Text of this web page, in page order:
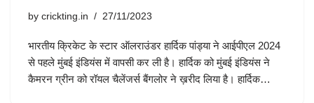
by crickting.in 27/11/2023
भारतीय क्रिकेट के स्टार ऑलराउंडर हार्दिक पांड्या ने आईपीएल 2024
से पहले मुंबई इंडियंस में वापसी कर ली है। हार्दिक को मुंबई इंडियंस ने
कैमरन ग्रीन को रॉयल चैलेंजर्स बैंगलोर ने ख़रीद लिया है। हार्दिक…